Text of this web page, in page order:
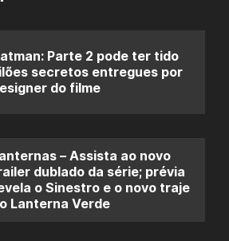
Parte 2 pode ter tido
secretos entregues por
do filme
– Assista ao novo
dublado da série; prévia
o Sinestro e o novo traje
Lanterna Verde